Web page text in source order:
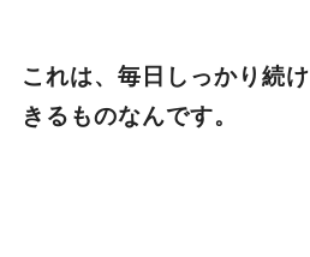
これは、毎日しっかり続
きるものなんです。